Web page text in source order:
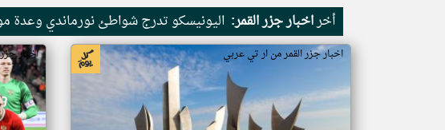
أخراخبار جزر القمر: اليونيسكو تدرج شواطئ نورماندي وعدة
اخبار جزر القمر من ار تي عربي اخبار